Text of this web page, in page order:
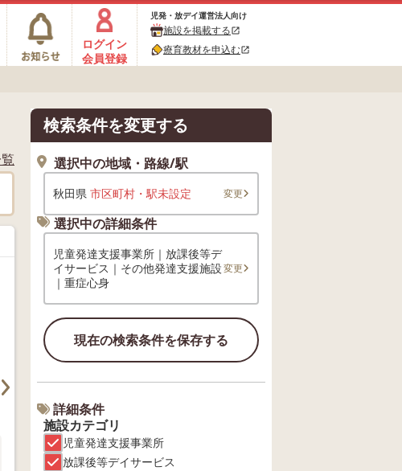
ログイン
会員登録
児発・放デイ運営法人向け
施設を掲載するopen_in_new
療育教材を申込むopen_in_new
検索条件を変更する
選択中の地域・路線/駅
秋田県 市区町村・駅未設定 変更
選択中の詳細条件
児童発達支援事業所｜放課後等デ
イサービス｜その他発達支援施設
｜重症心身
変更
現在の検索条件を保存する
詳細条件
施設カテゴリ
児童発達支援事業所
放課後等デイサービス